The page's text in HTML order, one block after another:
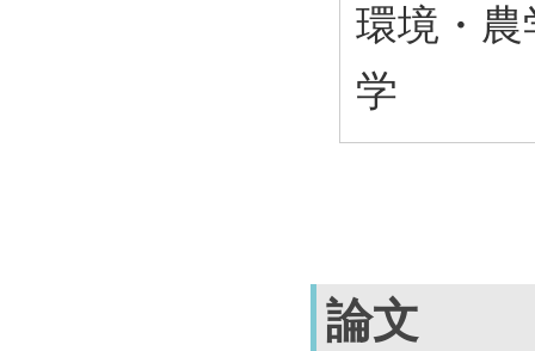
環境・
学
論文